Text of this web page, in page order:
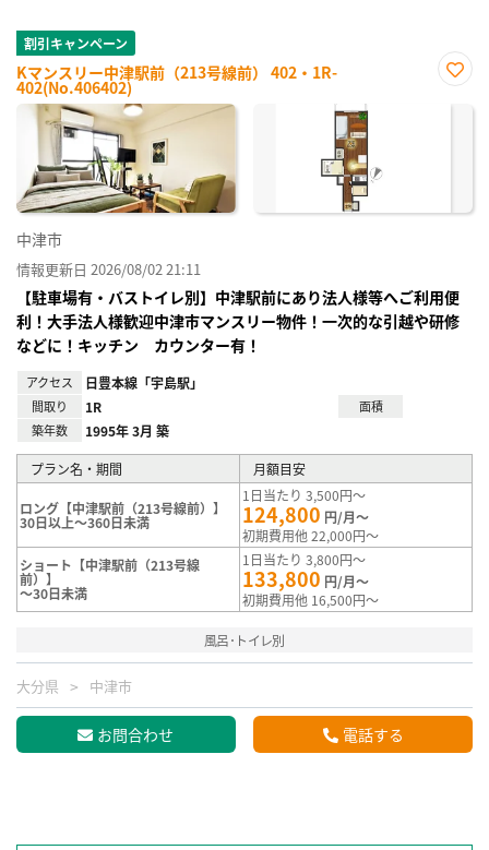
割引キャンペーン
Kマンスリー中津駅前（213号線前） 402・1R-
402(No.406402)
に入
中津市
情報更新日 2026/08/02 21:11
【駐車場有・バストイレ別】中津駅前にあり法人様等へご利用便
利！大手法人様歓迎中津市マンスリー物件！一次的な引越や研修
などに！キッチン カウンター有！
アクセス 日豊本線「宇島駅」
間取り 1R
面積
築年数
1995年 3月 築
プラン名・期間 月額目安
ロング【中津駅前（213号線前）】
30日以上～360日未満
1日当たり 3,500円～
124,800 円/月～
初期費用他 22,000円～
ショート【中津駅前（213号線
前）】
～30日未満
1日当たり 3,800円～
133,800 円/月～
初期費用他 16,500円～
風呂･トイレ別
大分県 中津市
お問合わせ 電話する